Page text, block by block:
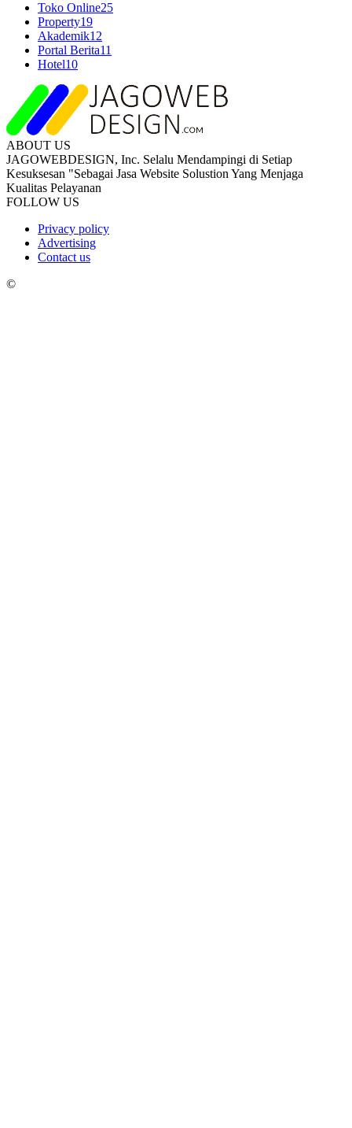
Toko Online25
Property19
Akademik12
Portal Berita11
Hotel10
ABOUT US
JAGOWEBDESIGN, Inc. Selalu Mendampingi di Setiap
Kesuksesan "Sebagai Jasa Website Solustion Yang Menjaga
Kualitas Pelayanan
FOLLOW US
Privacy policy
Advertising
Contact us
©